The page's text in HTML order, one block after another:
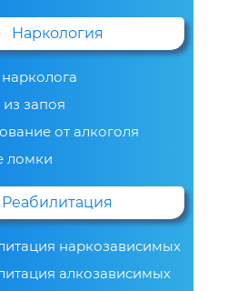
Наркология
запоя
от алкоголя
ломки
Реабилитация
наркозависимых
алкозависимых